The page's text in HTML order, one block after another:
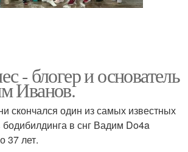
- блогер и основатель
Иванов.
скончался один из самых известных
бодибилдинга в снг Вадим Do4a
37 лет.